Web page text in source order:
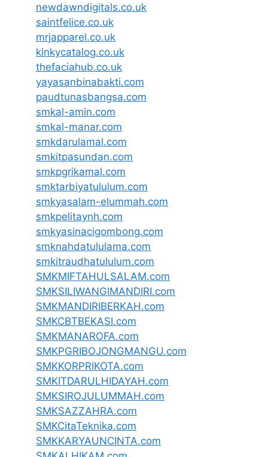
newdawndigitals.co.uk
saintfelice.co.uk
mrjapparel.co.uk
kinkycatalog.co.uk
thefaciahub.co.uk
yayasanbinabakti.com
paudtunasbangsa.com
smkal-amin.com
smkal-manar.com
smkdarulamal.com
smkitpasundan.com
smkpgrikamal.com
smktarbiyatululum.com
smkyasalam-elummah.com
smkpelitaynh.com
smkyasinacigombong.com
smknahdatululama.com
smkitraudhatululum.com
SMKMIFTAHULSALAM.com
SMKSILIWANGIMANDIRI.com
SMKMANDIRIBERKAH.com
SMKCBTBEKASI.com
SMKMANAROFA.com
SMKPGRIBOJONGMANGU.com
SMKKORPRIKOTA.com
SMKITDARULHIDAYAH.com
SMKSIROJULUMMAH.com
SMKSAZZAHRA.com
SMKCitaTeknika.com
SMKKARYAUNCINTA.com